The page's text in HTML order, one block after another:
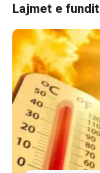
Lajmet e fundit